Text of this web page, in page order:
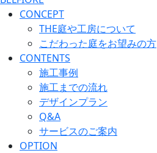
CONCEPT
THE庭や工房について
こだわった庭をお望みの方
CONTENTS
施工事例
施工までの流れ
デザインプラン
Q&A
サービスのご案内
OPTION